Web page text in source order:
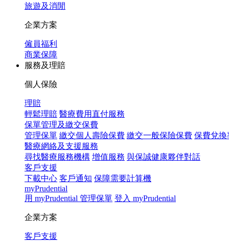
旅遊及消閒
企業方案
僱員福利
商業保障
服務及理賠
個人保險
理賠
輕鬆理賠 醫療費用直付服務
保單管理及繳交保費
管理保單 繳交個人壽險保費 繳交一般保險保費 保費兌換
醫療網絡及支援服務
尋找醫療服務機構 增值服務 與保誠健康夥伴對話
客戶支援
下載中心 客戶通知 保障需要計算機
myPrudential
用 myPrudential 管理保單 登入 myPrudential
企業方案
客戶支援